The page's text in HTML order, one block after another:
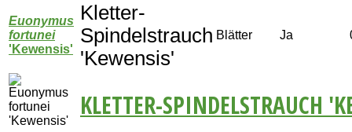
Euonymus
fortunei
'Kewensis'
Kletter-
Spindelstrauch
'Kewensis'
Blätter Ja
KLETTER-SPINDELSTRAUCH